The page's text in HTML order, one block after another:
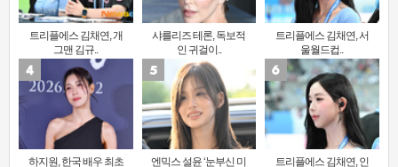
트리플에스 김채연, 개
그맨 김규..
샤를리즈 테론, 독보적
인 귀걸이..
트리플에스 김채연, 서
울월드컵..
하지원, 한국 배우 최초
엔믹스 설윤 ‘눈부신 미
트리플에스 김채연, 인